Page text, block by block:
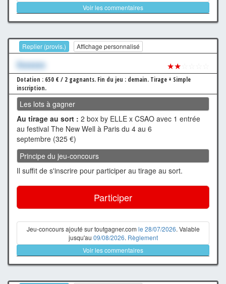
Voir les commentaires
Replier (provis.) Affichage personnalisé
Xxxxxxx ★★
Dotation : 650 € / 2 gagnants. Fin du jeu : demain. Tirage + Simple
inscription.
Les lots à gagner
Au tirage au sort : 2 box by ELLE x CSAO avec 1 entrée
au festival The New Well à Paris du 4 au 6
septembre (325 €)
Principe du jeu-concours
Il suffit de s'inscrire pour participer au tirage au sort.
Participer
Jeu-concours ajouté sur toutgagner.com le 28/07/2026. Valable
jusqu'au 09/08/2026. Règlement
Voir les commentaires